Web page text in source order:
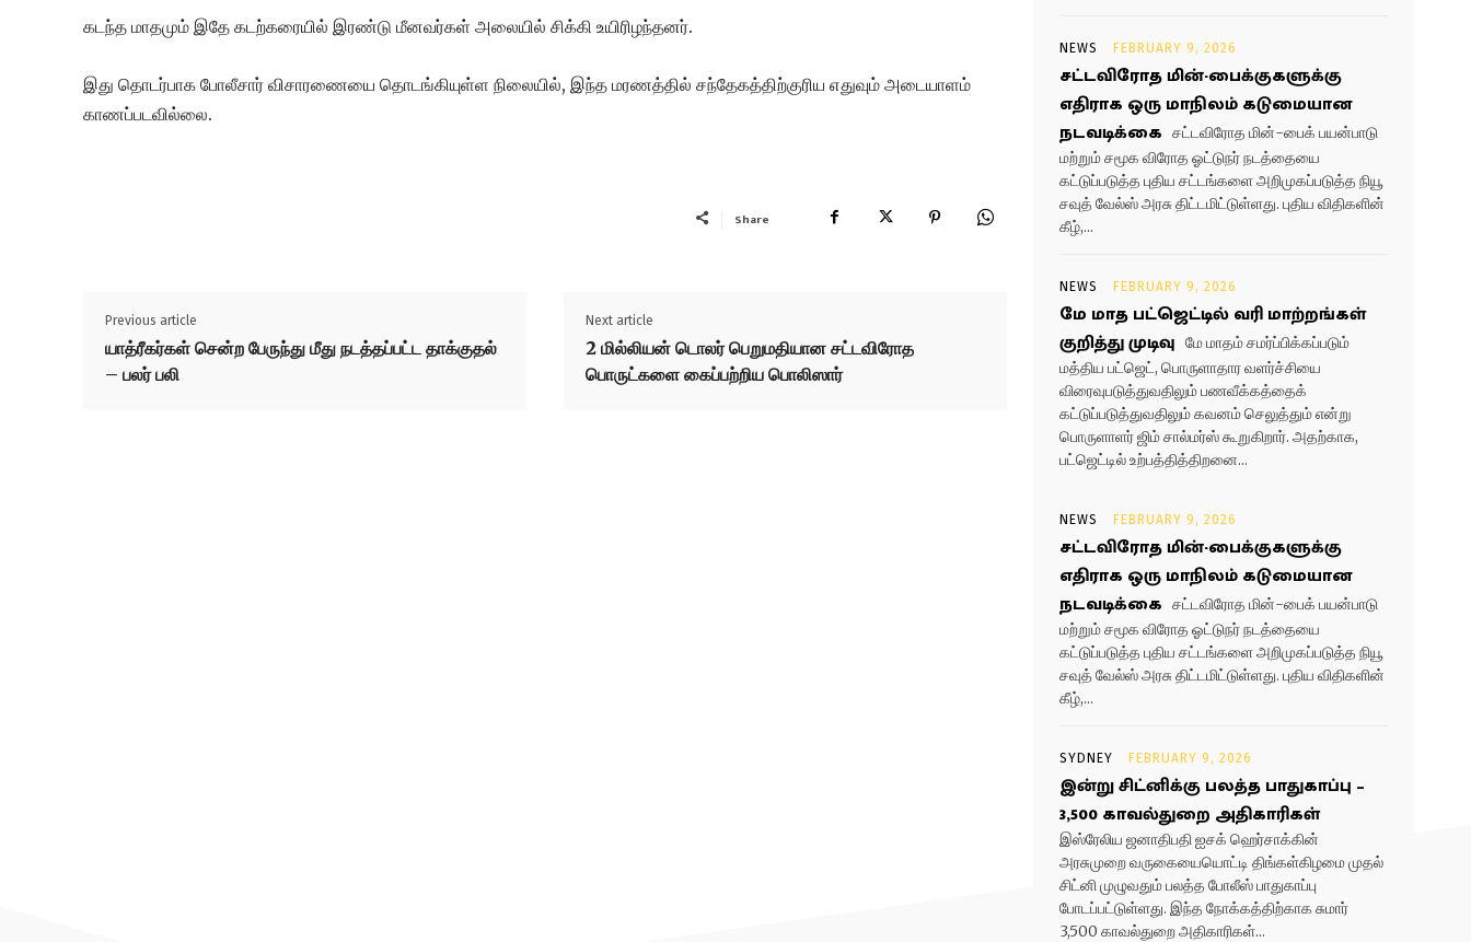
கடந்த மாதமும் இதே கடற்கரையில் இரண்டு மீனவர்கள் அலையில் சிக்கி உயிரிழந்தனர்.
இது தொடர்பாக போலீசார் விசாரணையை தொடங்கியுள்ள நிலையில், இந்த மரணத்தில் சந்தேகத்திற்குரிய எதுவும் அடையாளம்
காணப்படவில்லை.
Share
Previous article
யாத்ரீகர்கள் சென்ற பேருந்து மீது நடத்தப்பட்ட தாக்குதல்
– பலர் பலி
Next article
2 மில்லியன் டொலர் பெறுமதியான சட்டவிரோத
பொருட்களை கைப்பற்றிய பொலிஸார்
NEWS FEBRUARY 9, 2026
சட்டவிரோத மின்-பைக்குகளுக்கு
எதிராக ஒரு மாநிலம் கடுமையான
நடவடிக்கை சட்டவிரோத மின்-பைக் பயன்பாடு
மற்றும் சமூக விரோத ஓட்டுநர் நடத்தையை
கட்டுப்படுத்த புதிய சட்டங்களை அறிமுகப்படுத்த நியூ
சவுத் வேல்ஸ் அரசு திட்டமிட்டுள்ளது. புதிய விதிகளின்
கீழ்,...
NEWS FEBRUARY 9, 2026
மே மாத பட்ஜெட்டில் வரி மாற்றங்கள்
குறித்து முடிவு மே மாதம் சமர்ப்பிக்கப்படும்
மத்திய பட்ஜெட், பொருளாதார வளர்ச்சியை
விரைவுபடுத்துவதிலும் பணவீக்கத்தைக்
கட்டுப்படுத்துவதிலும் கவனம் செலுத்தும் என்று
பொருளாளர் ஜிம் சால்மர்ஸ் கூறுகிறார். அதற்காக,
பட்ஜெட்டில் உற்பத்தித்திறனை...
NEWS FEBRUARY 9, 2026
சட்டவிரோத மின்-பைக்குகளுக்கு
எதிராக ஒரு மாநிலம் கடுமையான
நடவடிக்கை சட்டவிரோத மின்-பைக் பயன்பாடு
மற்றும் சமூக விரோத ஓட்டுநர் நடத்தையை
கட்டுப்படுத்த புதிய சட்டங்களை அறிமுகப்படுத்த நியூ
சவுத் வேல்ஸ் அரசு திட்டமிட்டுள்ளது. புதிய விதிகளின்
கீழ்,...
SYDNEY FEBRUARY 9, 2026
இன்று சிட்னிக்கு பலத்த பாதுகாப்பு –
3,500 காவல்துறை அதிகாரிகள்
இஸ்ரேலிய ஜனாதிபதி ஐசக் ஹெர்சாக்கின்
அரசுமுறை வருகையையொட்டி திங்கள்கிழமை முதல்
சிட்னி முழுவதும் பலத்த போலீஸ் பாதுகாப்பு
போடப்பட்டுள்ளது. இந்த நோக்கத்திற்காக சுமார்
3,500 காவல்துறை அதிகாரிகள்...